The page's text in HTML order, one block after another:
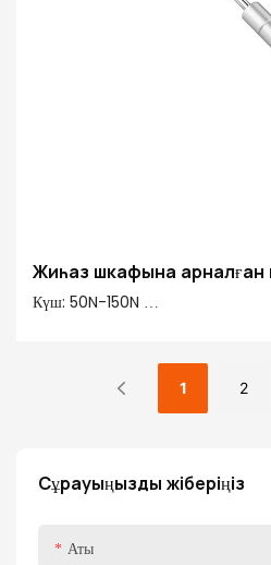
Сұрауыңызды жіберіңіз
Аты
Жиһаз шкафына арналған
Күш: 50N-150N
Негізгі материал 20#: 20# Өңдеу
Құбырды аяқтау: электропласть &
Қосымша функциялар: Стандартты
тоқтату/ Гидравликалық қос қадам
1 2